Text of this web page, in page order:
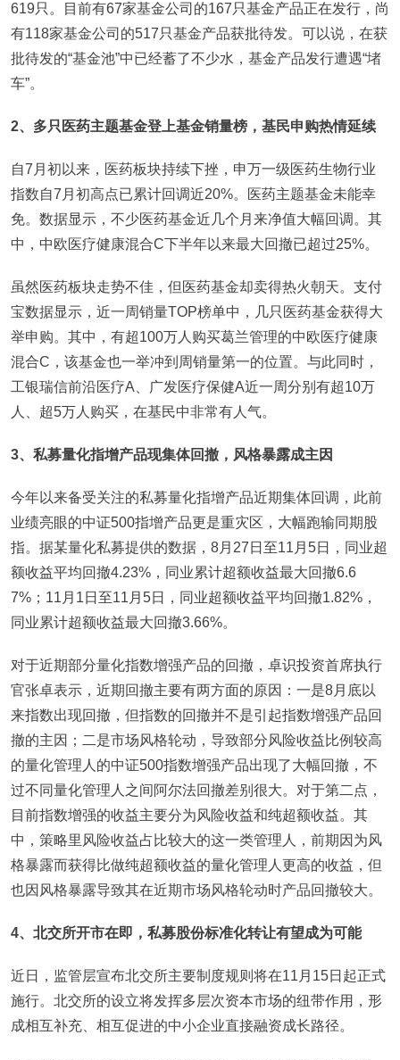
619只。目前有67家基金公司的167只基金产品正在发行，尚
有118家基金公司的517只基金产品获批待发。可以说，在获
批待发的“基金池”中已经蓄了不少水，基金产品发行遭遇“堵
车”。
2、多只医药主题基金登上基金销量榜，基民申购热情延续
自7月初以来，医药板块持续下挫，申万一级医药生物行业
指数自7月初高点已累计回调近20%。医药主题基金未能幸
免。数据显示，不少医药基金近几个月来净值大幅回调。其
中，中欧医疗健康混合C下半年以来最大回撤已超过25%。
虽然医药板块走势不佳，但医药基金却卖得热火朝天。支付
宝数据显示，近一周销量TOP榜单中，几只医药基金获得大
举申购。其中，有超100万人购买葛兰管理的中欧医疗健康
混合C，该基金也一举冲到周销量第一的位置。与此同时，
工银瑞信前沿医疗A、广发医疗保健A近一周分别有超10万
人、超5万人购买，在基民中非常有人气。
3、私募量化指增产品现集体回撤，风格暴露成主因
今年以来备受关注的私募量化指增产品近期集体回调，此前
业绩亮眼的中证500指增产品更是重灾区，大幅跑输同期股
指。据某量化私募提供的数据，8月27日至11月5日，同业超
额收益平均回撤4.23%，同业累计超额收益最大回撤6.6
7%；11月1日至11月5日，同业超额收益平均回撤1.82%，
同业累计超额收益最大回撤3.66%。
对于近期部分量化指数增强产品的回撤，卓识投资首席执行
官张卓表示，近期回撤主要有两方面的原因：一是8月底以
来指数出现回撤，但指数的回撤并不是引起指数增强产品回
撤的主因；二是市场风格轮动，导致部分风险收益比例较高
的量化管理人的中证500指数增强产品出现了大幅回撤，不
过不同量化管理人之间阿尔法回撤差别很大。对于第二点，
目前指数增强的收益主要分为风险收益和纯超额收益。其
中，策略里风险收益占比较大的这一类管理人，前期因为风
格暴露而获得比做纯超额收益的量化管理人更高的收益，但
也因风格暴露导致其在近期市场风格轮动时产品回撤较大。
4、北交所开市在即，私募股份标准化转让有望成为可能
近日，监管层宣布北交所主要制度规则将在11月15日起正式
施行。北交所的设立将发挥多层次资本市场的纽带作用，形
成相互补充、相互促进的中小企业直接融资成长路径。